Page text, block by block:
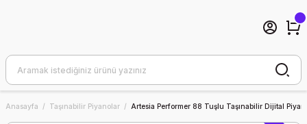
Anasayfa Taşınabilir Piyanolar Artesia Performer 88 Tuşlu Taşınabilir Dijital